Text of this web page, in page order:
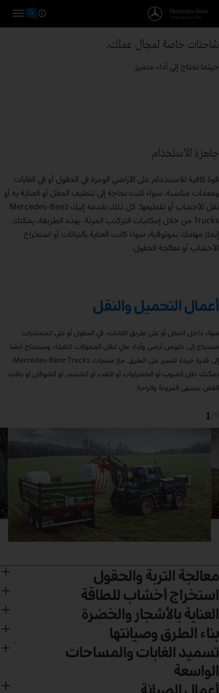
شاحنات خاصة لمجال عملك.
حيثما تحتاج إلى أداء متميز.
جاهزة للاستخدام
قوة كافية للاستخدام على الأراضي الوعرة في الحقول أو في الغابات
ومعدات مناسبة، سواء كنت بحاجة إلى تنظيف الحقل أو العناية به أو
نقل الأخشاب أو تقطيعها: كل ذلك تقدمه إليك Mercedes‑Benz
Trucks من خلال إمكانيات التركيب المرنة. بهذه الطريقة، يمكنك
إنجاز مهامك بموثوقية، سواءً كانت العناية بالنباتات أو استخراج
الأخشاب أو معالجة الحقول.
أعمال التحميل والنقل
سواء داخل الحقل أو على طريق الغابات، في الحقول أو على المنحدرات:
ستحتاج إلى خلوص أرضي وأداءٍ عالٍ لنقل الحمولات الثقيلة، وستحتاج أيضًا
إلى قدرة جيدة للسير على الطرق. مع منتجات Mercedes‑Benz Trucks،
يمكنك نقل الحبوب أو الخضراوات أو اللفت أو الشمندر أو الشوفان أو بالات
القش بمنتهى المرونة والراحة.
1
معالجة التربة والحقول
استخراج أخشاب للطاقة
العناية بالأشجار والخضرة
بناء الطرق وصيانتها
تسميد الغابات والمساحات
الواسعة